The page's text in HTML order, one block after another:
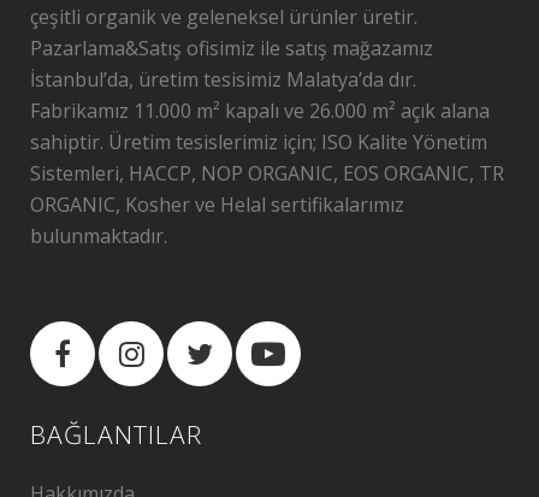
çeşitli organik ve geleneksel ürünler üretir.
Pazarlama&Satış ofisimiz ile satış mağazamız
İstanbul’da, üretim tesisimiz Malatya’da dır.
Fabrikamız 11.000 m² kapalı ve 26.000 m² açık alana
sahiptir. Üretim tesislerimiz için; ISO Kalite Yönetim
Sistemleri, HACCP, NOP ORGANIC, EOS ORGANIC, TR
ORGANIC, Kosher ve Helal sertifikalarımız
bulunmaktadır.
BAĞLANTILAR